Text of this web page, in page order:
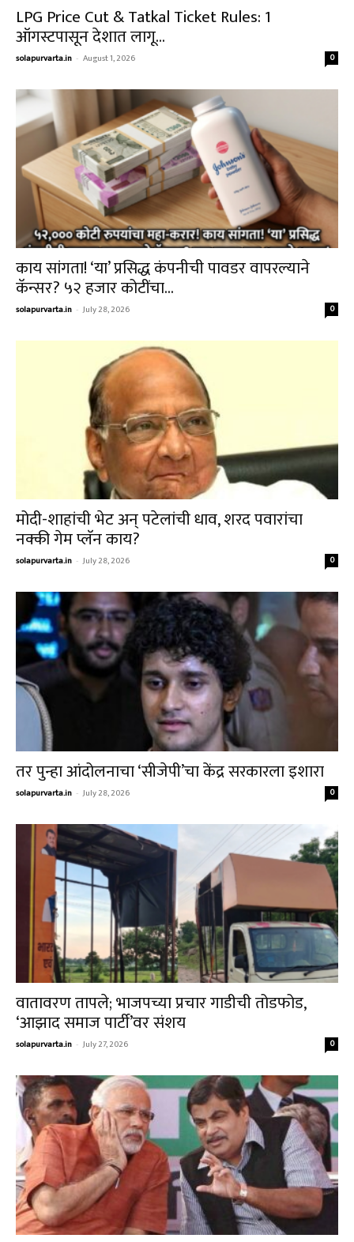
LPG Price Cut & Tatkal Ticket Rules: 1
ऑगस्टपासून देशात लागू...
solapurvarta.in - August 1, 2026 0
काय सांगता! ‘या’ प्रसिद्ध कंपनीची पावडर वापरल्याने
कॅन्सर? ५२ हजार कोटींचा...
solapurvarta.in - July 28, 2026 0
मोदी-शाहांची भेट अन् पटेलांची धाव, शरद पवारांचा
नक्की गेम प्लॅन काय?
solapurvarta.in - July 28, 2026 0
तर पुन्हा आंदोलनाचा ‘सीजेपी’चा केंद्र सरकारला इशारा
solapurvarta.in - July 28, 2026 0
वातावरण तापले; भाजपच्या प्रचार गाडीची तोडफोड,
‘आझाद समाज पार्टी’वर संशय
solapurvarta.in - July 27, 2026 0